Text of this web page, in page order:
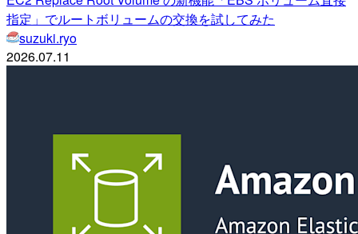
指定」でルートボリュームの交換を試してみた
suzuki.ryo
2026.07.11